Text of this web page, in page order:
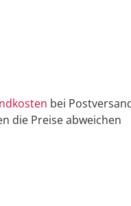
bei
die Preise abweichen